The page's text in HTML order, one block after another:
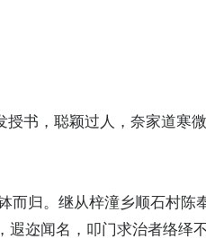
而归。继从梓潼乡顺石村陈
遐迩闻名，叩门求治者络绎